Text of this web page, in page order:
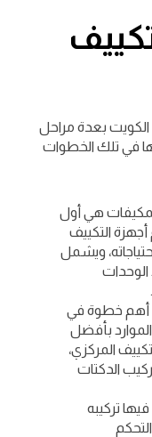
الكويت بعدة مراحل
في تلك الخطوات
هي أول
التكييف
ويشمل
الوحدات
أهم خطوة في
بأفضل
المركزي،
الدكتات
تركيبه